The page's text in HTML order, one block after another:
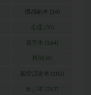
情感剧本 (14)
推理 (30)
新手本 (164)
机制 (6)
架空历史本 (102)
欢乐本 (317)